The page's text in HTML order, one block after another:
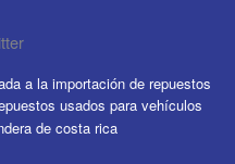
a la importación de repuestos
usados para vehículos